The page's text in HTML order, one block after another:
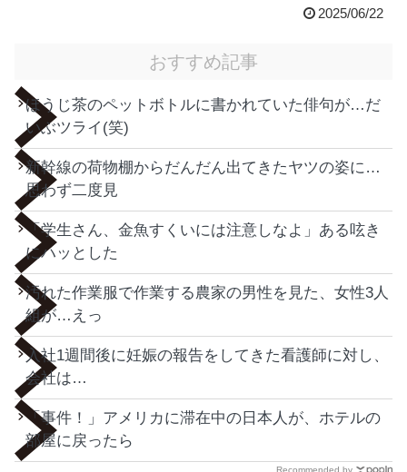
2025/06/22
おすすめ記事
ほうじ茶のペットボトルに書かれていた俳句が…だ
いぶツライ(笑)
新幹線の荷物棚からだんだん出てきたヤツの姿に…
思わず二度見
「学生さん、金魚すくいには注意しなよ」ある呟き
にハッとした
汚れた作業服で作業する農家の男性を見た、女性3人
組が…えっ
入社1週間後に妊娠の報告をしてきた看護師に対し、
会社は…
「事件！」アメリカに滞在中の日本人が、ホテルの
部屋に戻ったら
Recommended by